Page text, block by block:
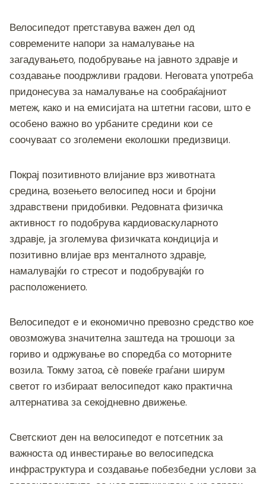
Велосипедот претставува важен дел од
современите напори за намалување на
загадувањето, подобрување на јавното здравје и
создавање поодржливи градови. Неговата употреба
придонесува за намалување на сообраќајниот
метеж, како и на емисијата на штетни гасови, што е
особено важно во урбаните средини кои се
соочуваат со зголемени еколошки предизвици.
Покрај позитивното влијание врз животната
средина, возењето велосипед носи и бројни
здравствени придобивки. Редовната физичка
активност го подобрува кардиоваскуларното
здравје, ја зголемува физичката кондиција и
позитивно влијае врз менталното здравје,
намалувајќи го стресот и подобрувајќи го
расположението.
Велосипедот е и економично превозно средство кое
овозможува значителна заштеда на трошоци за
гориво и одржување во споредба со моторните
возила. Токму затоа, сè повеќе граѓани ширум
светот го избираат велосипедот како практична
алтернатива за секојдневно движење.
Светскиот ден на велосипедот е потсетник за
важноста од инвестирање во велосипедска
инфраструктура и создавање побезбедни услови за